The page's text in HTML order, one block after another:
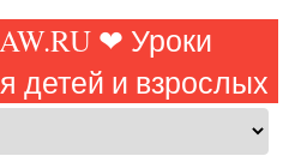
❤ Уроки
детей и взрослых